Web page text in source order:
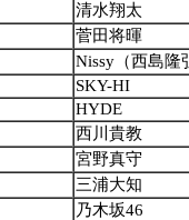
清水翔太
菅田将暉
Nissy（西島隆
SKY-HI
HYDE
西川貴教
宮野真守
三浦大知
乃木坂46